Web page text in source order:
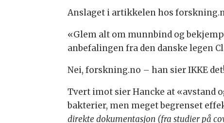
Anslaget i artikkelen hos
«Glem alt om munnbind og
anbefalingen fra den danske legen
Nei, forskning.no – han sier IKKE det!
Tvert imot sier Hancke at «avstand
bakterier, men meget begrenset
direkte dokumentasjon (fra studier på